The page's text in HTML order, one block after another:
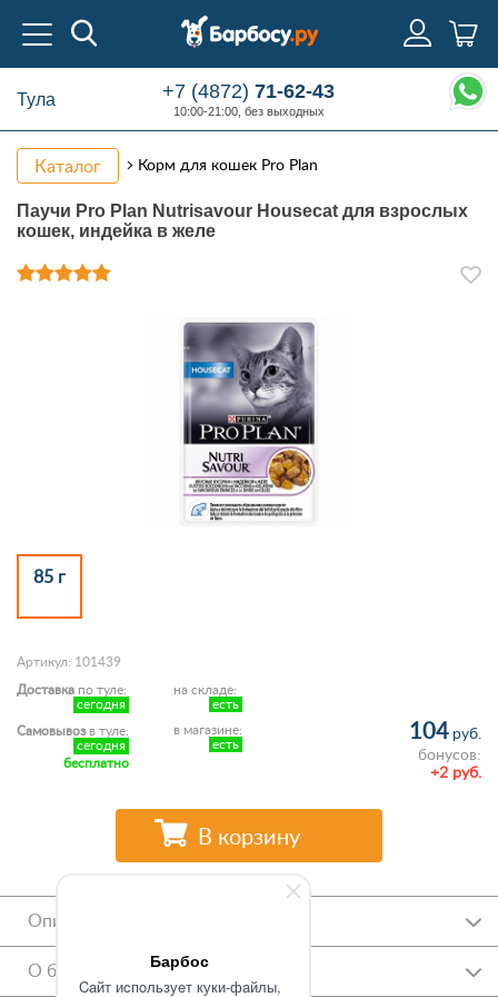
Барбос
Caйт иcпoльзуeт куки-фaйлы,
Тула +7 (4872)71-62-43
10:00-21:00, без выходных
Каталог Корм для кошек Pro Plan
Паучи Pro Plan Nutrisavour Housecat для взрослых
кошек, индейка в желе
85 г
Артикул: 101439
на складе:
есть
в магазине:
есть
Доставка по туле:
сегодня
Самовывозв туле:
сегодня
бесплатно
104 руб.
бонусов:
+2 руб.
В корзину
Описание
О бренде